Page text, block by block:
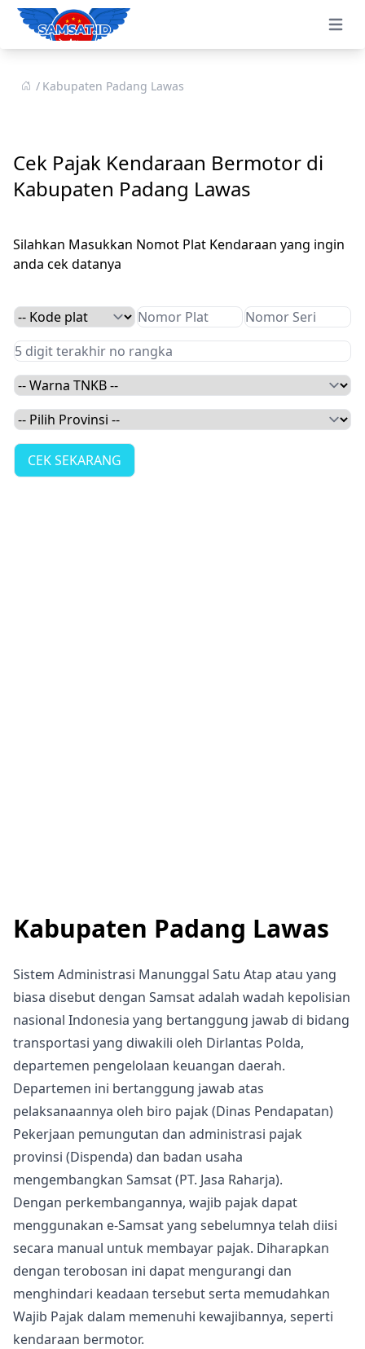
Open
Kabupaten Padang Lawas
Cek Pajak Kendaraan Bermotor di
Kabupaten Padang Lawas
Silahkan Masukkan Nomot Plat Kendaraan yang ingin
anda cek datanya
Kabupaten Padang Lawas
Sistem Administrasi Manunggal Satu Atap atau yang
biasa disebut dengan Samsat adalah wadah kepolisian
nasional Indonesia yang bertanggung jawab di bidang
transportasi yang diwakili oleh Dirlantas Polda,
departemen pengelolaan keuangan daerah.
Departemen ini bertanggung jawab atas
pelaksanaannya oleh biro pajak (Dinas Pendapatan)
Pekerjaan pemungutan dan administrasi pajak
provinsi (Dispenda) dan badan usaha
mengembangkan Samsat (PT. Jasa Raharja).
Dengan perkembangannya, wajib pajak dapat
menggunakan e-Samsat yang sebelumnya telah diisi
secara manual untuk membayar pajak. Diharapkan
dengan terobosan ini dapat mengurangi dan
menghindari keadaan tersebut serta memudahkan
Wajib Pajak dalam memenuhi kewajibannya, seperti
kendaraan bermotor.